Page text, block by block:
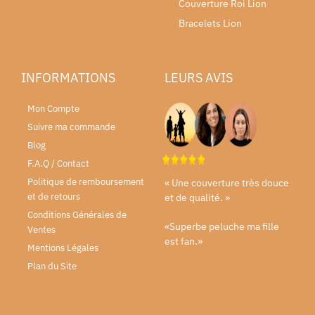
Couverture Roi Lion
Bracelets Lion
INFORMATIONS
Mon Compte
Suivre ma commande
Blog
F.A.Q / Contact
Politique de remboursement
et de retours
Conditions Générales de
Ventes
Mentions Légales
Plan du Site
LEURS AVIS
« Une couverture très douce
et de qualité. »
«Superbe peluche ma fille
est fan.»